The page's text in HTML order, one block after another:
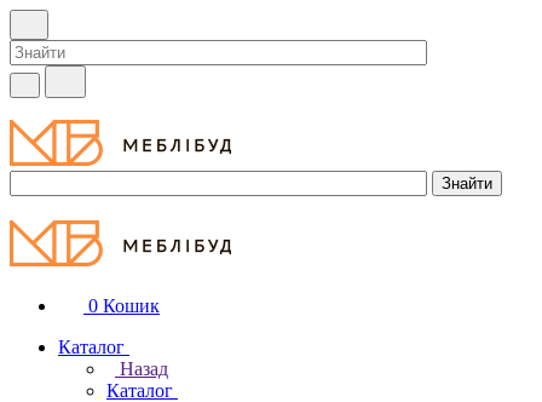
0 Кошик
Каталог
Назад
Каталог